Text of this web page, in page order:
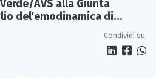
AVS alla Giunta
del'emodinamica di
Condividi su: